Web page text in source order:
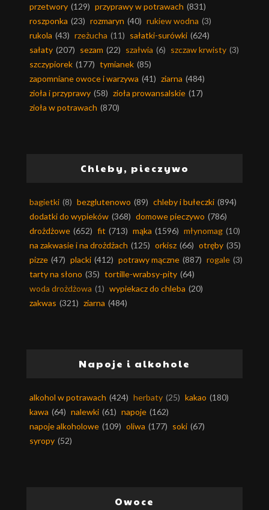
przetwory (129) przyprawy w potrawach (831)
roszponka (23) rozmaryn (40) rukiew wodna (3)
rukola (43) rzeżucha (11) sałatki-surówki (624)
sałaty (207) sezam (22) szałwia (6) szczaw krwisty (3)
szczypiorek (177) tymianek (85)
zapomniane owoce i warzywa (41) ziarna (484)
zioła i przyprawy (58) zioła prowansalskie (17)
zioła w potrawach (870)
Chleby, pieczywo
bagietki (8) bezglutenowo (89) chleby i bułeczki (894)
dodatki do wypieków (368) domowe pieczywo (786)
drożdżowe (652) fit (713) mąka (1596) młynomag (10)
na zakwasie i na drożdżach (125) orkisz (66) otręby (35)
pizze (47) placki (412) potrawy mączne (887) rogale (3)
tarty na słono (35) tortille-wrabsy-pity (64)
woda drożdżowa (1) wypiekacz do chleba (20)
zakwas (321) ziarna (484)
Napoje i alkohole
alkohol w potrawach (424) herbaty (25) kakao (180)
kawa (64) nalewki (61) napoje (162)
napoje alkoholowe (109) oliwa (177) soki (67)
syropy (52)
Owoce